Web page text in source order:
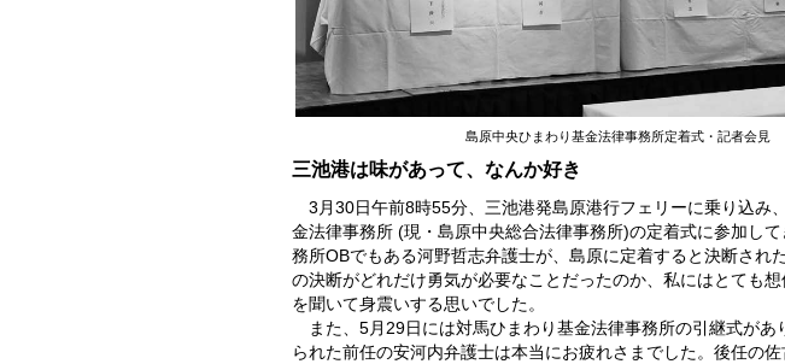
島原中央ひまわり基金法律事務所定着式・記者会見
三池港は味があって、なんか好き
3月30日午前8時55分、三池港発島原港行フェリーに乗り込み
金法律事務所 (現・島原中央総合法律事務所)の定着式に参加し
務所OBでもある河野哲志弁護士が、島原に定着すると決断され
の決断がどれだけ勇気が必要なことだったのか、私にはとても
を聞いて身震いする思いでした。
また、5月29日には対馬ひまわり基金法律事務所の引継式があ
られた前任の安河内弁護士は本当にお疲れさまでした。後任の